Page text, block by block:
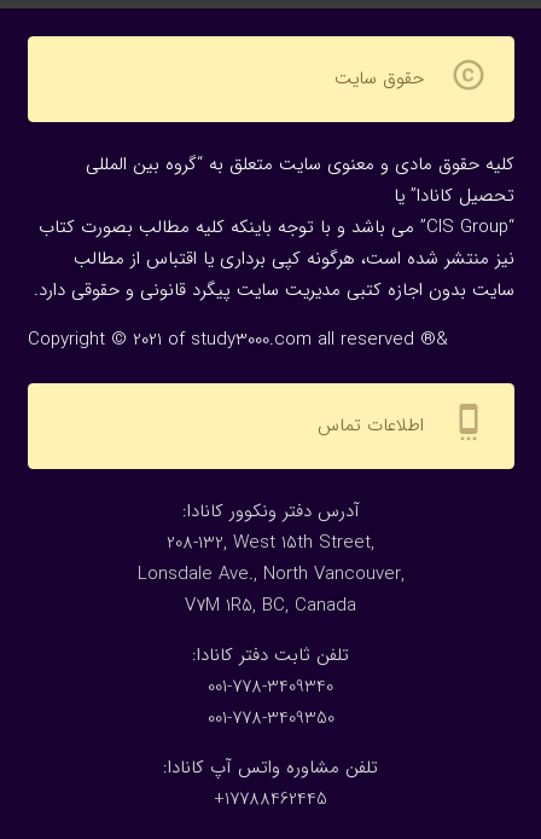
copyright حقوق سایت
کلیه حقوق مادی و معنوی سایت متعلق به “گروه بین المللی
تحصیل کانادا” یا
“CIS Group” می باشد و با توجه باینکه کلیه مطالب بصورت کتاب
نیز منتشر شده است، هرگونه كپی برداری یا اقتباس از مطالب
سایت بدون اجازه كتبی مدیریت سایت پیگرد قانونی و حقوقی دارد.
Copyright © 2021 of study3000.com all reserved ®&
settings_cell اطلاعات تماس
:آدرس دفتر ونکوور کانادا
208-132, West 15th Street,
Lonsdale Ave., North Vancouver,
V7M 1R5, BC, Canada
:تلفن ثابت دفتر کانادا
001-778-3409340
001-778-3409350
تلفن مشاوره واتس آپ کانادا:
17788462445+